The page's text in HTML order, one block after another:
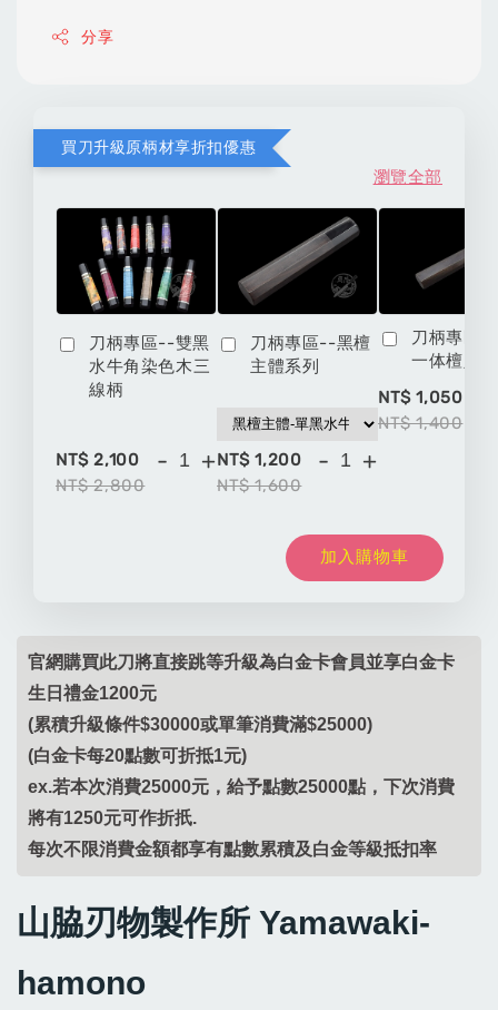
分享
買刀升級原柄材享折扣優惠
瀏覽全部
刀柄專區--雙黑
水牛角染色木三
線柄
NT$ 2,100
NT$ 2,800
- +
刀柄專區--黑檀
主體系列
NT$ 1,200
NT$ 1,600
- +
刀柄專區
一体檀八
NT$ 1,050
NT$ 1,400
加入購物車
官網購買此刀將直接跳等升級為白金卡會員並享白金卡
生日禮金1200元
(累積升級條件$30000或單筆消費滿$25000)
(白金卡每20點數可折抵1元)
ex.若本次消費25000元，給予點數25000點，下次消費
將有1250元可作折扺.
每次不限消費金額都享有點數累積及白金等級抵扣率
山脇刃物製作所 Yamawaki-
hamono